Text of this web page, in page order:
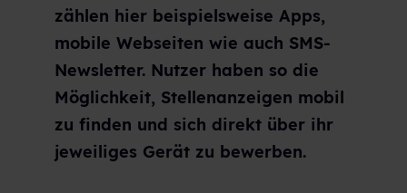
zählen hier beispielsweise Apps,
mobile Webseiten wie auch SMS-
Newsletter. Nutzer haben so die
Möglichkeit, Stellenanzeigen mobil
zu finden und sich direkt über ihr
jeweiliges Gerät zu bewerben.